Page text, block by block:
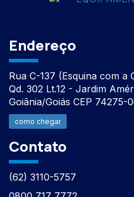
Endereço
Rua C-137 (Esquina com a
Qd. 302 Lt.12 - Jardim
Goiânia/Goiás CEP 74275-
como chegar
Contato
(62) 3110-5757